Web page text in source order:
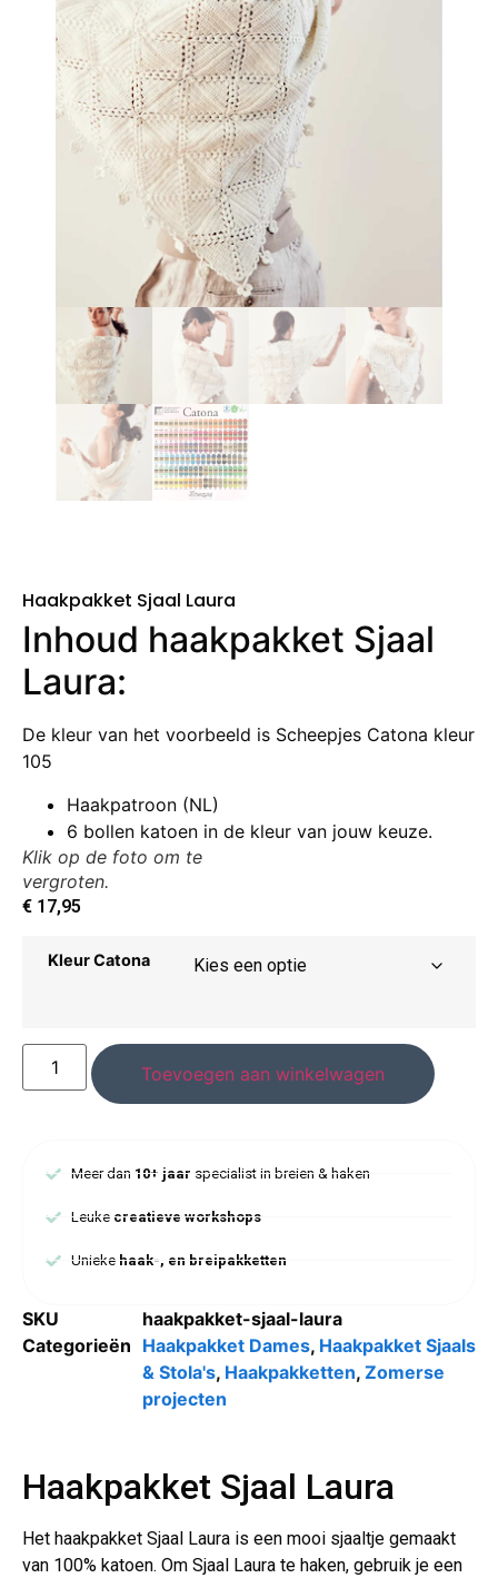
Haakpakket Sjaal Laura
Inhoud haakpakket Sjaal
Laura:
De kleur van het voorbeeld is Scheepjes Catona kleur
105
Haakpatroon (NL)
6 bollen katoen in de kleur van jouw keuze.
Klik op de foto om te
vergroten.
€ 17,95
Kleur Catona
Toevoegen aan winkelwagen
Meer dan 10+ jaar specialist in breien & haken
Leuke creatieve workshops
Uniekehaak-, en breipakketten
SKU
haakpakket-sjaal-laura
Categorieën Haakpakket Dames, Haakpakket Sjaals
& Stola's, Haakpakketten, Zomerse
projecten
Haakpakket Sjaal Laura
Het haakpakket Sjaal Laura is een mooi sjaaltje gemaakt
van 100% katoen. Om Sjaal Laura te haken, gebruik je een